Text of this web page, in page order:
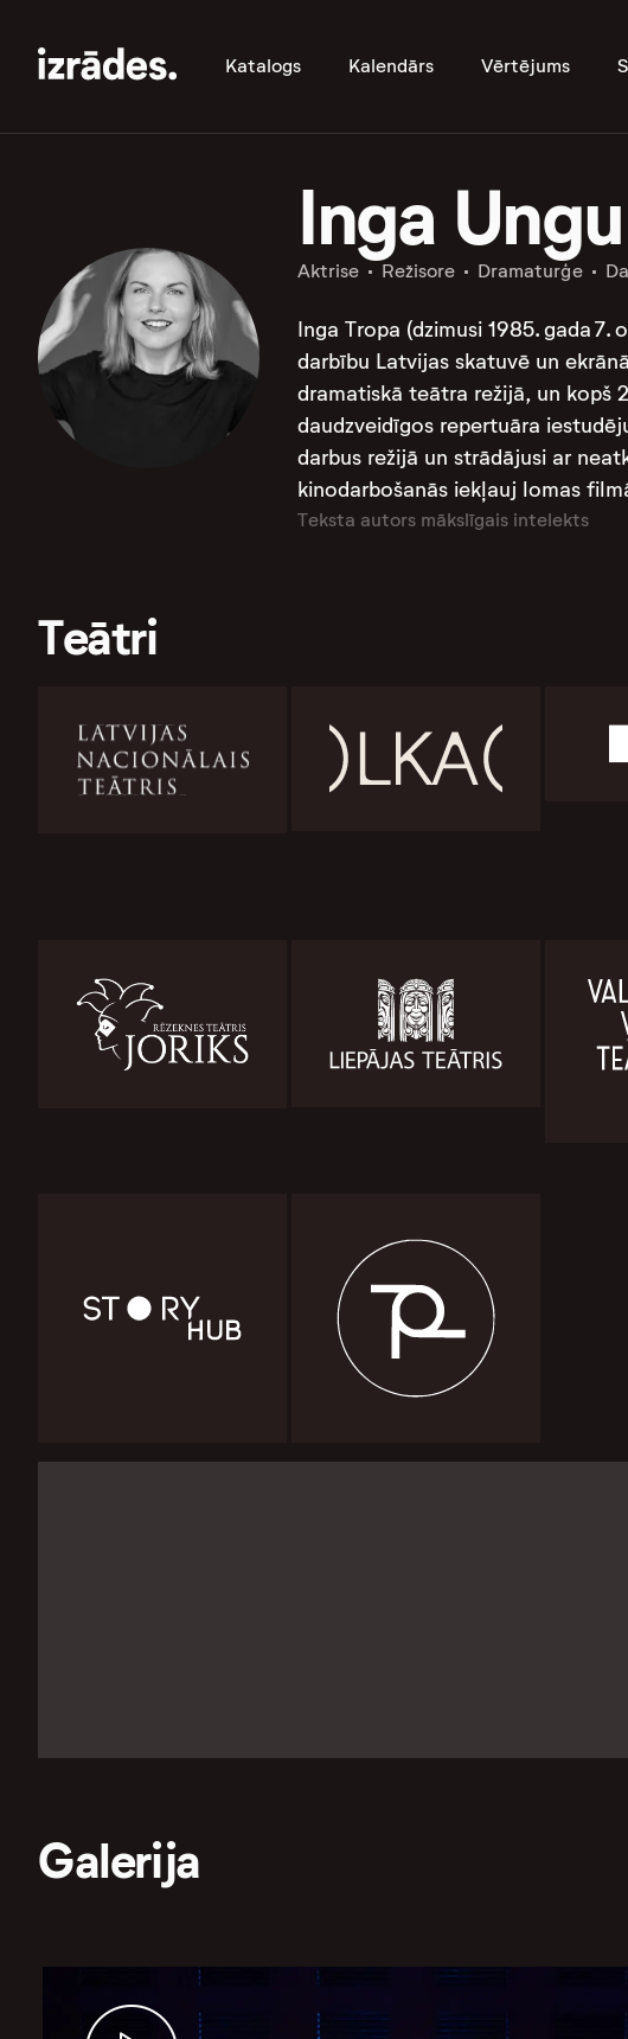
Katalogs Kalendārs Vērtējums
Inga
Aktrise Režisore Dramaturģe
Inga Tropa (dzimusi 1985. gada
darbību Latvijas skatuvē un
dramatiskā teātra režijā, un kopš
daudzveidīgos repertuāra
darbus režijā un strādājusi ar
kinodarbošanās iekļauj lomas
Teksta autors mākslīgais intelekts
Teātri
Galerija